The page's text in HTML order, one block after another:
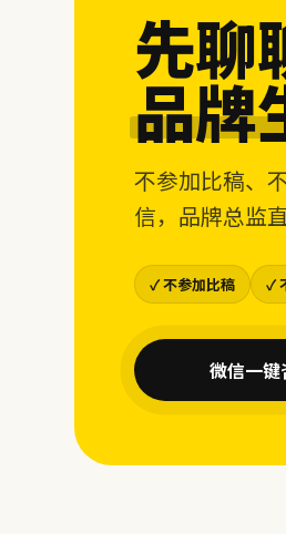
先聊
品牌
不参加比稿、
信，品牌总监
✓ 不参加比稿 ✓
微信一键